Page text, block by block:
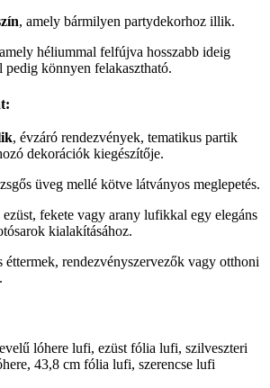
, amely bármilyen partydekorhoz illik.
héliummal felfújva hosszabb ideig
pedig könnyen felakasztható.
, évzáró rendezvények, tematikus partik
dekorációk kiegészítője.
üveg mellé kötve látványos meglepetés.
fekete vagy arany lufikkal egy elegáns
kialakításához.
éttermek, rendezvényszervezők vagy otthoni
lóhere lufi, ezüst fólia lufi, szilveszteri
43,8 cm fólia lufi, szerencse lufi